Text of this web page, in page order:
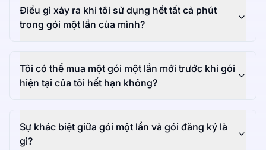
Điều gì xảy ra khi tôi sử dụng hết tất cả phút
trong gói một lần của mình?
Tôi có thể mua một gói một lần mới trước khi gói
hiện tại của tôi hết hạn không?
Sự khác biệt giữa gói một lần và gói đăng ký là
gì?